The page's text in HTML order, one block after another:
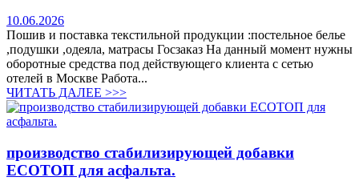
10.06.2026
Пошив и поставка текстильной продукции :постельное белье
,подушки ,одеяла, матрасы Госзаказ На данный момент нужны
оборотные средства под действующего клиента с сетью
отелей в Москве Работа...
ЧИТАТЬ ДАЛЕЕ >>>
производство стабилизирующей добавки
ЕСОТОП для асфальта.